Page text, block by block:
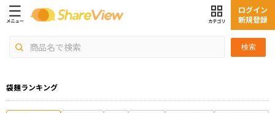
検索
ログイン
新規登録
袋麺ランキング